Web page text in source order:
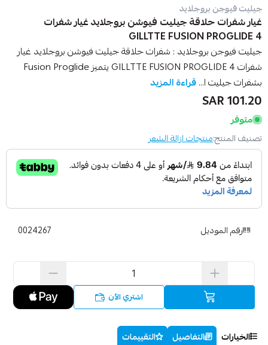
جيليت فيوجن بروجلايد
غيار شفرات حلاقة جيليت فيوشن بروجلايد غيار شفرات
GILLTTE FUSION PROGLIDE 4
جيليت فيوجن بروجلايد : شفرات حلاقة جيليت فيوشن بروجلايد غيار
شفرات GILLTTE FUSION PROGLIDE 4 يتميز Fusion Proglide
بشفرات جيليت ا...قراءة المزيد
101.20 SAR
متوفر
تصنيف المنتج:منتجات ازالة الشعر
رقم الموديل 0024267
اشتري الآن
الخيارات التفاصيل التقييمات